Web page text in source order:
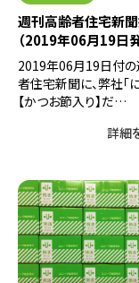
週刊高齢者住宅新
（2019年06月19日発
2019年06月19日付
者住宅新聞に、弊社「
【かつお節入り】だ…
詳細